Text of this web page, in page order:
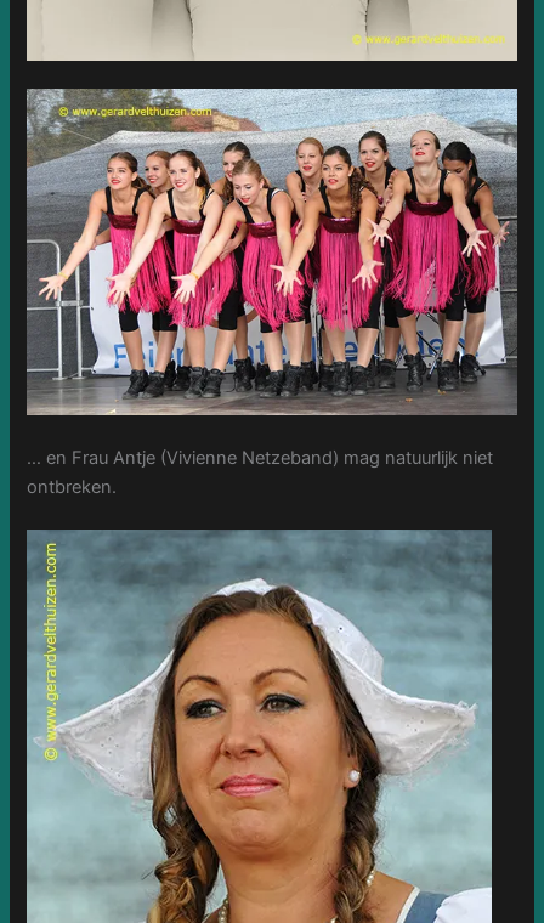
… en Frau Antje (Vivienne Netzeband) mag natuurlijk niet
ontbreken.